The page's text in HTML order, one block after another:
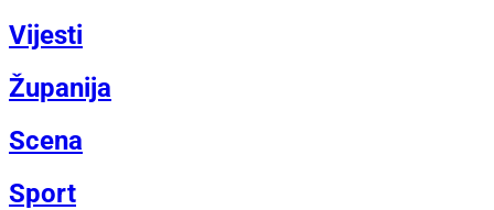
Vijesti
Županija
Scena
Sport